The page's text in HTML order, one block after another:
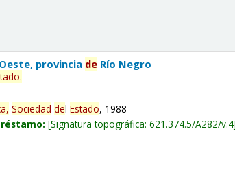
provincia de Río Negro
.
Sociedad delEstado, 1988
Signatura topográfica:621.374.5/A282/v.4